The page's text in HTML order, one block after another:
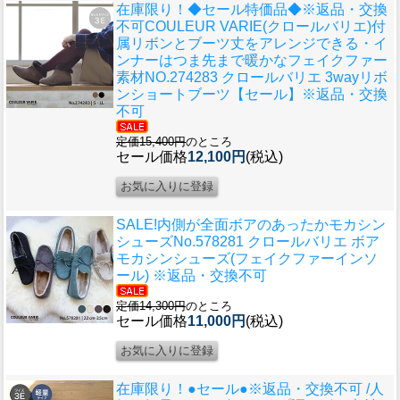
在庫限り！◆セール特価品◆※返品・交換
不可COULEUR VARIE(クロールバリエ)付
属リボンとブーツ丈をアレンジできる・イ
ンナーはつま先まで暖かなフェイクファー
素材NO.274283 クロールバリエ 3wayリボ
ンショートブーツ【セール】※返品・交換
不可
定価15,400円のところ
セール価格12,100円 (税込)
SALE!内側が全面ボアのあったかモカシン
シューズNo.578281 クロールバリエ ボア
モカシンシューズ(フェイクファーインソ
ール) ※返品・交換不可
定価14,300円のところ
セール価格11,000円 (税込)
在庫限り！●セール●※返品・交換不可 /人